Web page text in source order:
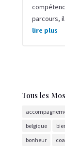
parcours,
lire plus
Tous les
belgique
bonheur